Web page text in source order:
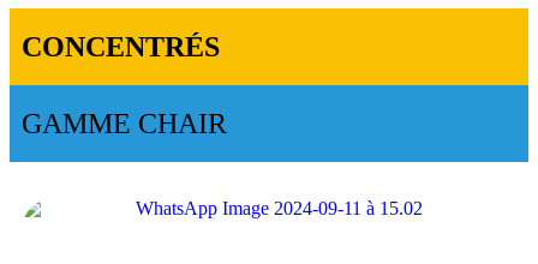
CONCENTRÉS
GAMME CHAIR